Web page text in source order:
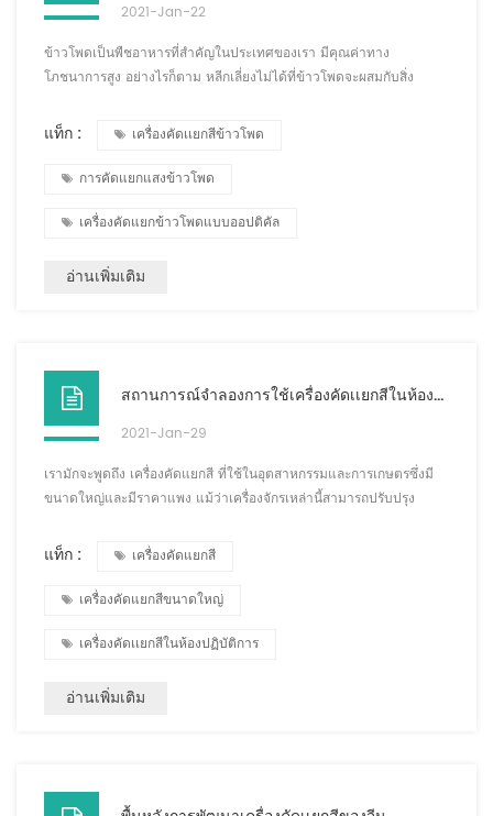
2021-Jan-22
ข้าวโพดเป็นพืชอาหารที่สำคัญในประเทศของเรา มีคุณค่าทาง
โภชนาการสูง อย่างไรก็ตาม หลีกเลี่ยงไม่ได้ที่ข้าวโพดจะผสมกับสิ่ง
ระหว่างการเก็บรักษา ซึ่งส่งผลกระทบอย่างรุนแรงต่อคุณภาพของ
สะอาดข้าวโพดก่อนรับประทาน เมื่อพิจารณาถึงสีต่างๆ ของเม็ดราและ
แท็ก : เครื่องคัดเเยกสีข้าวโพด
การคัดแยกแสงข้าวโพด
เครื่องคัดแยกข้าวโพดแบบออปติคัล
อ่านเพิ่มเติม
สถานการณ์จำลองการใช้เครื่องคัดเเยกสีในห้องปฏิบัติการและการคัดแยกประเภทวัสดุ
2021-Jan-29
เรามักจะพูดถึง เครื่องคัดแยกสี ที่ใช้ในอุตสาหกรรมและการเกษตรซึ่งมี
ขนาดใหญ่และมีราคาแพง แม้ว่าเครื่องจักรเหล่านี้สามารถปรับปรุง
เช่นกัน ในพื้นที่ขนาดเล็กเพื่อให้ได้การเรียงลำดับสีที่ดี ยากที่จะบรรลุถึง
เหล่านี้ Gro tech ได้ออกแบบและผลิตเครื่องคัดเเยกสีเดสก์ท็อปสำหรับ
แท็ก : เครื่องคัดแยกสี
เครื่องคัดแยกสีขนาดใหญ่
เครื่องคัดเเยกสีในห้องปฏิบัติการ
อ่านเพิ่มเติม